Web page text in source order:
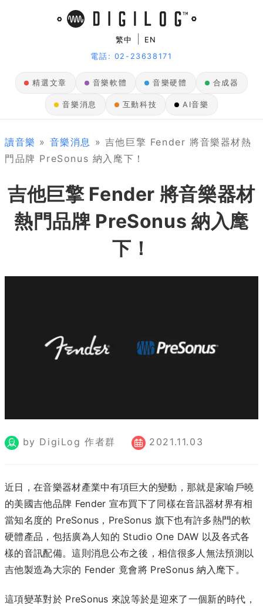
繁中
EN
電話: 02-23638171
精選文章 音樂軟體 音樂硬體 合成器
音樂消息 互動科技 AI音樂
讀音樂 » 音樂消息 » 吉他巨擎 Fender 將音樂器材熱
門品牌 PreSonus 納入麾下！
吉他巨擎 Fender 將音樂器材
熱門品牌 PreSonus 納入麾
下！
by DigiLog 作者群 2021.11.03
近日，在音樂器材產業中有項巨大的變動，那就是家喻戶曉
的美國吉他品牌 Fender 宣布買下了同樣在音訊器材界有相
當知名度的 PreSonus，PreSonus 旗下也有許多熱門的軟
硬體產品，包括廣為人知的 Studio One DAW 以及各式各
樣的音訊配備。這則消息公布之後，相信很多人無法預測以
吉他製造為大宗的 Fender 竟會將 PreSonus 納入麾下。
這項變革對於 PreSonus 來說等於是迎來了一個新的時代，